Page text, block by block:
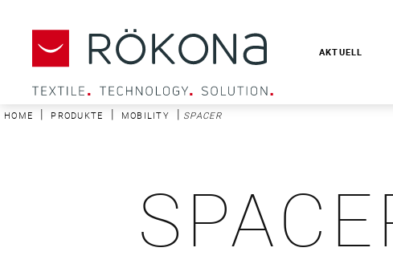
AKTUELL
HOME | PRODUKTE | MOBILITY | SPACER